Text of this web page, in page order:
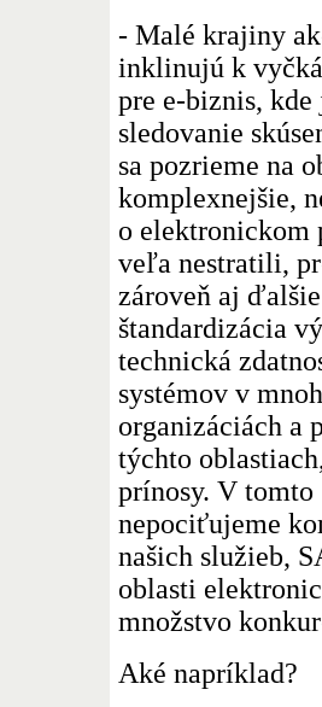
- Malé krajiny
inklinujú k
pre e-biznis,
sledovanie
sa pozrieme na
komplexnejšie,
o elektronickom
veľa nestratili,
zároveň aj
štandardizácia
technická
systémov v
organizáciách a
týchto
prínosy. V tomto
nepociťujeme
našich služieb,
oblasti
množstvo
Aké napríklad?